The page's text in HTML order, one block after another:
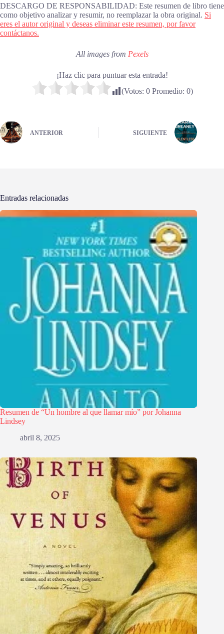
DESCARGO DE RESPONSABILIDAD: Este resumen de libro tiene
como objetivo analizar y resumir, no reemplazar la obra original. Si
eres el autor original y deseas eliminar este resumen, por favor
contáctanos.
All images from Pexels
¡Haz clic para puntuar esta entrada!
(Votos: 0Promedio: 0)
ANTERIOR SIGUIENTE
Entradas relacionadas
Resumen de “Un hombre al que llamar mío” por Johanna
Lindsey
abril 8, 2025